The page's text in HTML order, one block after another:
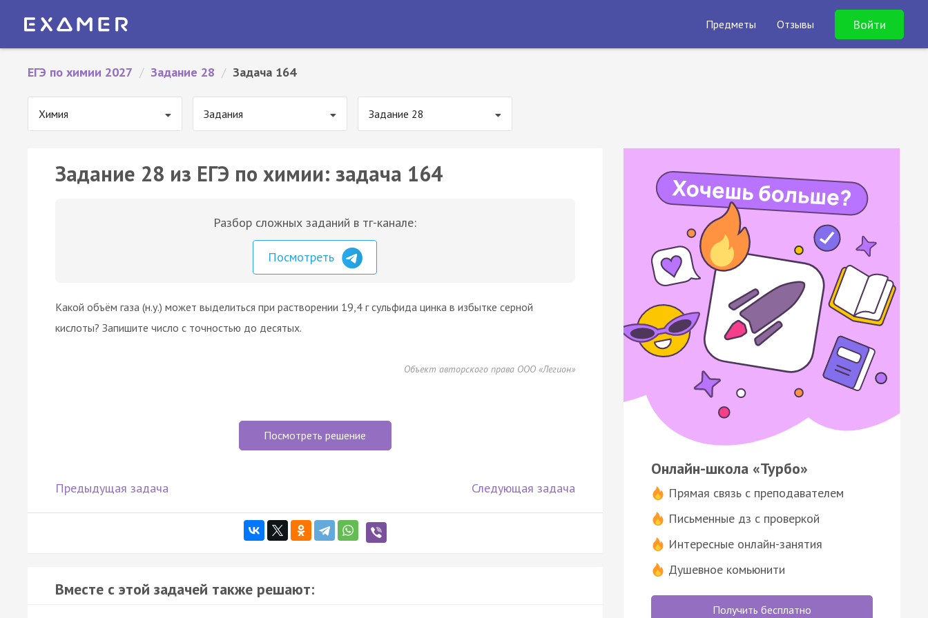
Предметы Отзывы Войти
ЕГЭ по химии 2027 / Задание 28 / Задача 164
Химия Задания Задание 28
Задание 28 из ЕГЭ по химии: задача 164
Разбор сложных заданий в тг-канале:
Посмотреть
Какой объём газа (н.у.) может выделиться при растворении 19,4 г сульфида цинка в избытке серной
кислоты? Запишите число с точностью до десятых.
Объект авторского права ООО «Легион»
Посмотреть решение
Предыдущая задача Следующая задача
Вместе с этой задачей также решают:
Онлайн-школа «Турбо»
Прямая связь с преподавателем
Письменные дз с проверкой
Интересные онлайн-занятия
Душевное комьюнити
Получить бесплатно